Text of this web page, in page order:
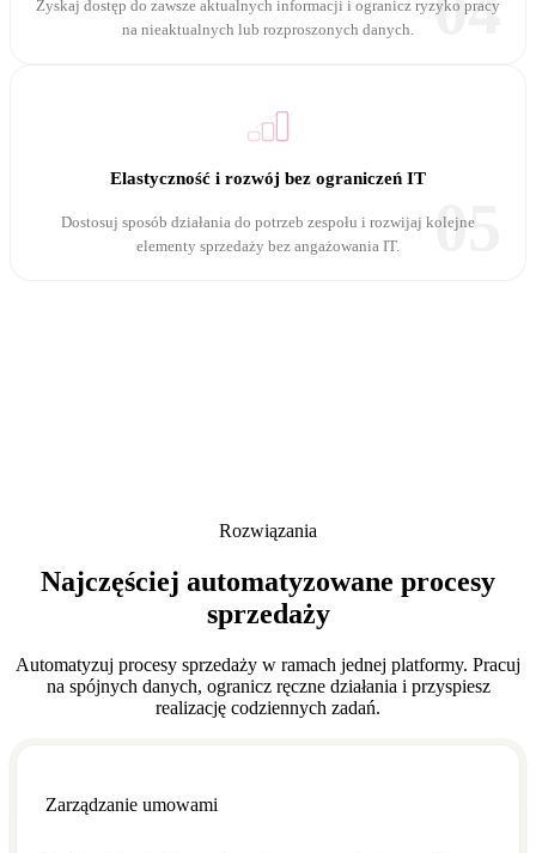
Zyskaj dostęp do zawsze aktualnych informacji i ogranicz ryzyko pracy
na nieaktualnych lub rozproszonych danych.
05
Elastyczność i rozwój bez ograniczeń IT
Dostosuj sposób działania do potrzeb zespołu i rozwijaj kolejne
elementy sprzedaży bez angażowania IT.
Rozwiązania
Najczęściej automatyzowane procesy
sprzedaży
Automatyzuj procesy sprzedaży w ramach jednej platformy. Pracuj
na spójnych danych, ogranicz ręczne działania i przyspiesz
realizację codziennych zadań.
Zarządzanie umowami